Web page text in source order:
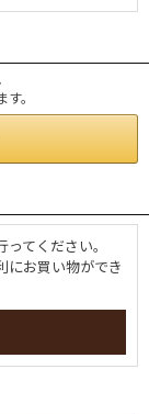
。
てください。
にお買い物ができ